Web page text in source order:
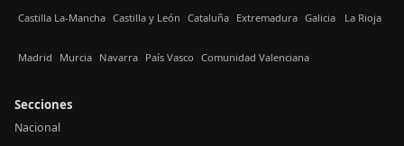
Castilla La-Mancha Castilla y León Cataluña Extremadura Galicia La Rioja
Madrid Murcia Navarra País Vasco Comunidad Valenciana
Secciones
Nacional